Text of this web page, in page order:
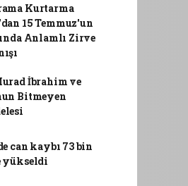
Kurtarma
15 Temmuz'un
Anlamlı Zirve
İbrahim ve
Bitmeyen
can kaybı 73 bin
yükseldi